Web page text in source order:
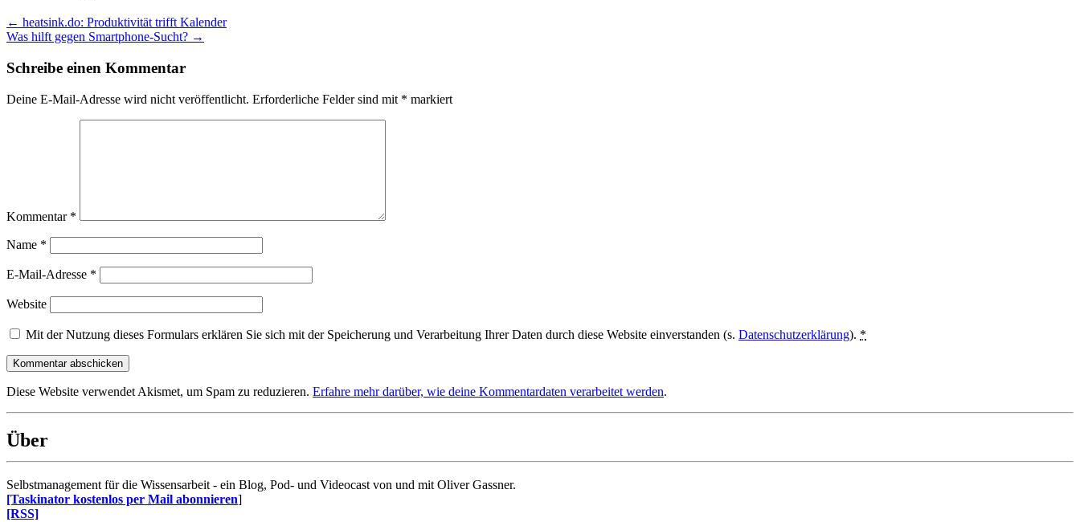
← heatsink.do: Produktivität trifft Kalender
Was hilft gegen Smartphone-Sucht? →
Schreibe einen Kommentar
Deine E-Mail-Adresse wird nicht veröffentlicht. Erforderliche Felder sind mit * markiert
Kommentar *
Name *
E-Mail-Adresse *
Website
Mit der Nutzung dieses Formulars erklären Sie sich mit der Speicherung und Verarbeitung Ihrer Daten durch diese Website einverstanden (s. Datenschutzerklärung). *
Diese Website verwendet Akismet, um Spam zu reduzieren. Erfahre mehr darüber, wie deine Kommentardaten verarbeitet werden.
Über
Selbstmanagement für die Wissensarbeit - ein Blog, Pod- und Videocast von und mit Oliver Gassner.
[Taskinator kostenlos per Mail abonnieren]
[RSS]